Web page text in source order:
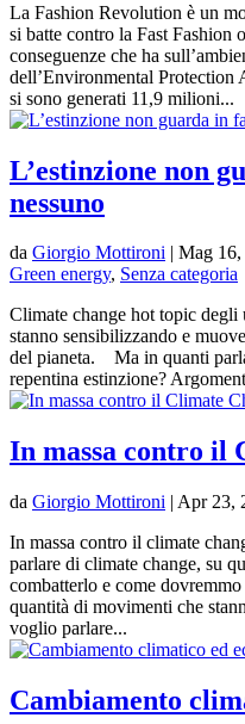
La Fashion Revolution è un
si batte contro la Fast Fashion
conseguenze che ha
dell’Environmental
si sono generati 11,9 milioni...
L’estinzione non
nessuno
da Giorgio Mottironi | Mag 16,
Green energy, Senza categoria
Climate change hot topic
stanno sensibilizzando e
del pianeta. Ma in quanti
repentina estinzione?
In massa contro il
da Giorgio Mottironi | Apr 23,
In massa contro il climate
parlare di climate change, su
combatterlo e come
quantità di movimenti che
voglio parlare...
Cambiamento